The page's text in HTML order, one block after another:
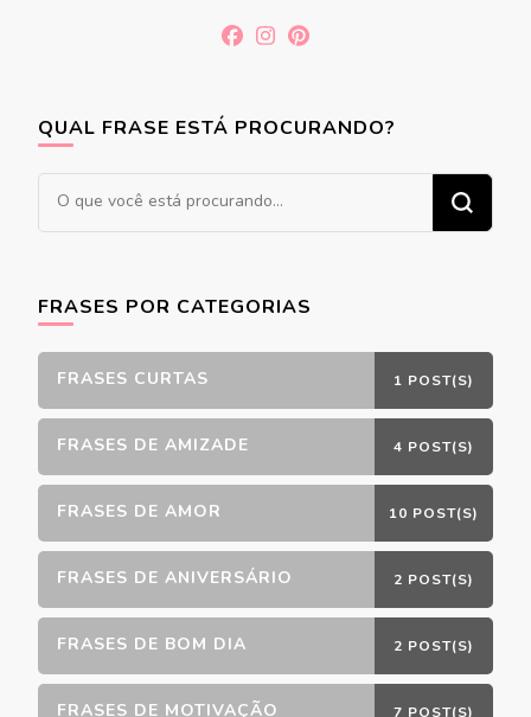
QUAL FRASE ESTÁ PROCURANDO?
Procurando
algo?
FRASES POR CATEGORIAS
FRASES CURTAS 1 POST(S)
FRASES DE AMIZADE 4 POST(S)
FRASES DE AMOR 10 POST(S)
FRASES DE ANIVERSÁRIO 2 POST(S)
FRASES DE BOM DIA 2 POST(S)
FRASES DE MOTIVAÇÃO 7 POST(S)